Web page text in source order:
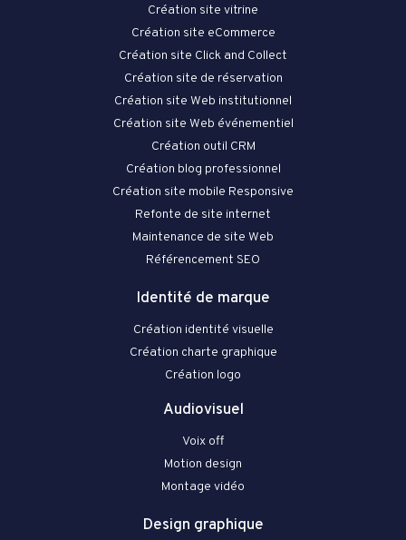
Création site vitrine
Création site eCommerce
Création site Click and Collect
Création site de réservation
Création site Web institutionnel
Création site Web événementiel
Création outil CRM
Création blog professionnel
Création site mobile Responsive
Refonte de site internet
Maintenance de site Web
Référencement SEO
Identité de marque
Création identité visuelle
Création charte graphique
Création logo
Audiovisuel
Voix off
Motion design
Montage vidéo
Design graphique